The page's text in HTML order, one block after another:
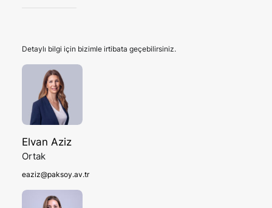
Detaylı bilgi için bizimle irtibata geçebilirsiniz.
Elvan Aziz
Ortak
eaziz@paksoy.av.tr